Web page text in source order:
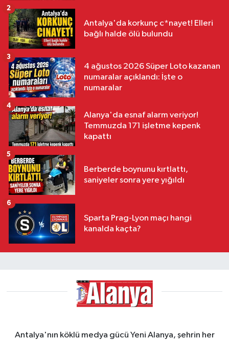
Antalya'da korkunç c*nayet! Elleri
bağlı halde ölü bulundu
2
4 ağustos 2026 Süper Loto kazanan
numaralar açıklandı: İşte o
numaralar
3
Alanya'da esnaf alarm veriyor!
Temmuzda 171 işletme kepenk
kapattı
4
Berberde boynunu kırtlattı,
saniyeler sonra yere yığıldı
5
Sparta Prag-Lyon maçı hangi
kanalda kaçta?
6
Antalya'nın köklü medya gücü Yeni Alanya, şehrin her